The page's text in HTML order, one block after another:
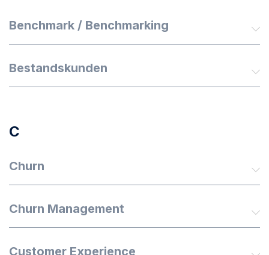
Benchmark / Benchmarking
Bestandskunden
C
Churn
Churn Management
Customer Experience